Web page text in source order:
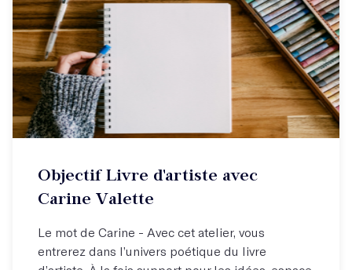
Objectif Livre d'artiste avec
Carine Valette
Le mot de Carine - Avec cet atelier, vous
entrerez dans l’univers poétique du livre